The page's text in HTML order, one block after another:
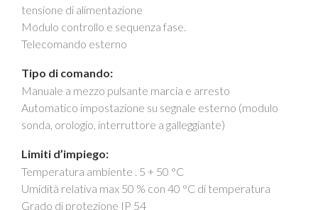
tensione di alimentazione
Modulo controllo e sequenza fase.
Telecomando esterno
Tipo di comando:
Manuale a mezzo pulsante marcia e arresto
Automatico impostazione su segnale esterno (modulo
sonda, orologio, interruttore a galleggiante)
Limiti d’impiego:
Temperatura ambiente . 5 + 50 °C
Umidità relativa max 50 % con 40 °C di temperatura
Grado di protezione IP 54